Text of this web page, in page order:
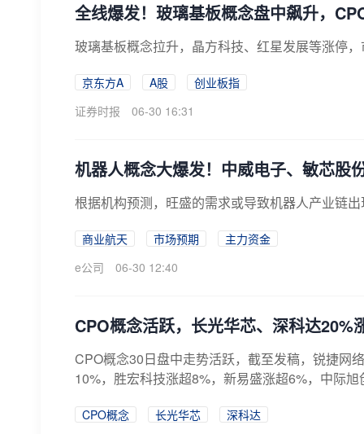
全线爆发！玻璃基板概念盘中飙升，
玻璃基板概念拉升，晶方科技、红星发展等涨停
京东方A A股
创业板指
证券时报
06-30 16:31
机器人概念大爆发！中威电子、敏芯股
根据机构预测，旺盛的需求或导致机器人产业链
商业航天 市场预期
主力资金
e公司
06-30 12:40
CPO概念活跃，长光华芯、深科达20%
CPO概念30日盘中走势活跃，截至发稿，锐捷网
10%，胜宏科技涨超8%，新易盛涨超6%，中际
CPO概念 长光华芯
深科达